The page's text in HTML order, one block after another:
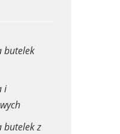
butelek
i
butelek z